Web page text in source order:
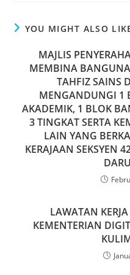
e
b
o
o
k
o
d
o
n
l e
YOU MIGHT ALSO
MAJLIS
MEMBINA
TAHFIZ SAINS
MENGANDUNGI 1
AKADEMIK, 1 BLOK
3 TINGKAT SERTA
LAIN YANG
KERAJAAN SEKSYEN
LAWATAN
KEMENTERIAN